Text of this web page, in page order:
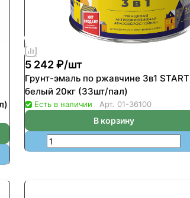
5 242 ₽/шт
Грунт-эмаль по ржавчине 3в1 START
белый 20кг (33шт/пал)
Есть в наличии Арт. 01-36100
В корзину